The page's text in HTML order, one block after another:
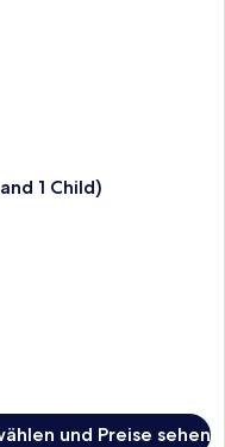
1 Child)
und Preise sehen